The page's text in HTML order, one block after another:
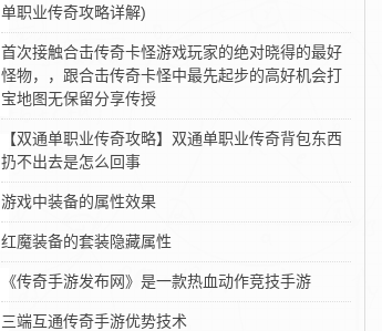
单职业传奇攻略详解)
首次接触合击传奇卡怪游戏玩家的绝对晓得的最好
怪物，，跟合击传奇卡怪中最先起步的高好机会打
宝地图无保留分享传授
【双通单职业传奇攻略】双通单职业传奇背包东西
扔不出去是怎么回事
游戏中装备的属性效果
红魔装备的套装隐藏属性
《传奇手游发布网》是一款热血动作竞技手游
三端互通传奇手游优势技术